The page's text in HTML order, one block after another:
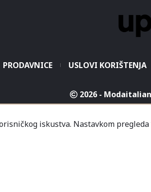
iskustva. Nastavkom
PRODAVNICE USLOVI KORIŠTENJA
2026 -